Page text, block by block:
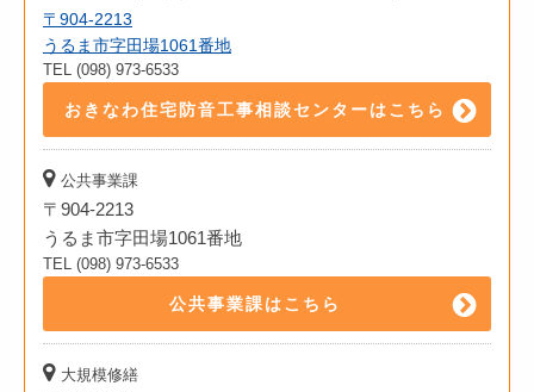
〒904-2213
うるま市字田場1061番地
TEL (098) 973-6533
おきなわ住宅防音工事相談センターはこちら
公共事業課
〒904-2213
うるま市字田場1061番地
TEL (098) 973-6533
公共事業課はこちら
大規模修繕